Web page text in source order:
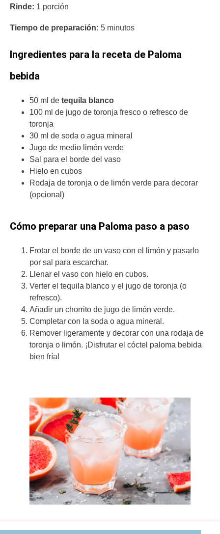
Rinde: 1 porción
Tiempo de preparación: 5 minutos
Ingredientes para la receta de Paloma
bebida
50 ml de tequila blanco
100 ml de jugo de toronja fresco o refresco de
toronja
30 ml de soda o agua mineral
Jugo de medio limón verde
Sal para el borde del vaso
Hielo en cubos
Rodaja de toronja o de limón verde para decorar
(opcional)
Cómo preparar una Paloma paso a paso
Frotar el borde de un vaso con el limón y pasarlo
por sal para escarchar.
Llenar el vaso con hielo en cubos.
Verter el tequila blanco y el jugo de toronja (o
refresco).
Añadir un chorrito de jugo de limón verde.
Completar con la soda o agua mineral.
Remover ligeramente y decorar con una rodaja de
toronja o limón. ¡Disfrutar el cóctel paloma bebida
bien fría!